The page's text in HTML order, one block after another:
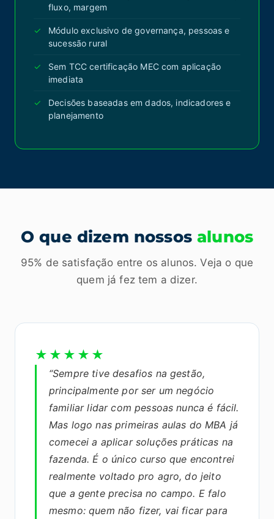
fluxo, margem
Módulo exclusivo de governança, pessoas e
sucessão rural
Sem TCC certificação MEC com aplicação
imediata
Decisões baseadas em dados, indicadores e
planejamento
O que dizem nossosalunos
95% de satisfação entre os alunos. Veja o que
quem já fez tem a dizer.
★★★★★
“Sempre tive desafios na gestão,
principalmente por ser um negócio
familiar lidar com pessoas nunca é fácil.
Mas logo nas primeiras aulas do MBA já
comecei a aplicar soluções práticas na
fazenda. É o único curso que encontrei
realmente voltado pro agro, do jeito
que a gente precisa no campo. E falo
mesmo: quem não fizer, vai ficar para